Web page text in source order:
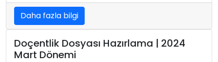
Daha fazla bilgi
Doçentlik Dosyası Hazırlama | 2024
Mart Dönemi